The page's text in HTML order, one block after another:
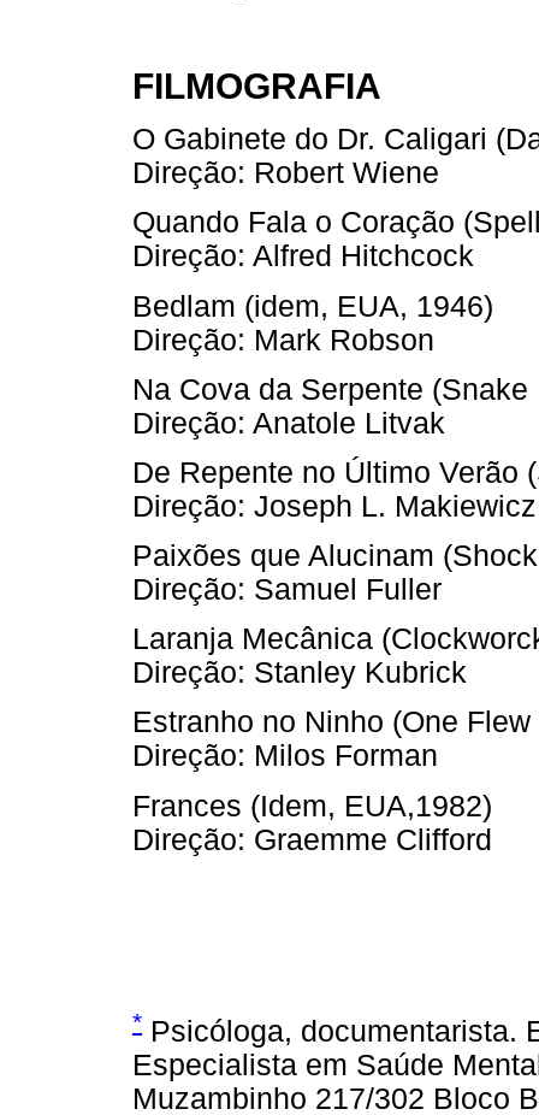
FILMOGRAFIA
O Gabinete do Dr. Caligari
Direção: Robert Wiene
Quando Fala o Coração
Direção: Alfred Hitchcock
Bedlam (idem, EUA, 1946)
Direção: Mark Robson
Na Cova da Serpente
Direção: Anatole Litvak
De Repente no Último Verão
Direção: Joseph L. Makiewicz
Paixões que Alucinam
Direção: Samuel Fuller
Laranja Mecânica
Direção: Stanley Kubrick
Estranho no Ninho (One
Direção: Milos Forman
Frances (Idem, EUA,1982)
Direção: Graemme Clifford
* Psicóloga, documentarista.
Especialista em Saúde
Muzambinho 217/302 Bloco